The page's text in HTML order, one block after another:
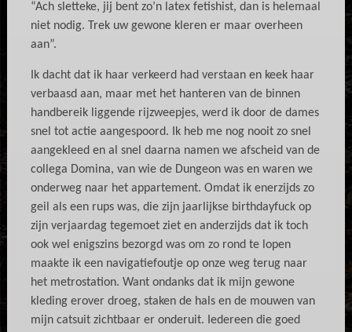
“Ach sletteke, jij bent zo’n latex fetishist, dan is helemaal
niet nodig. Trek uw gewone kleren er maar overheen
aan”.
Ik dacht dat ik haar verkeerd had verstaan en keek haar
verbaasd aan, maar met het hanteren van de binnen
handbereik liggende rijzweepjes, werd ik door de dames
snel tot actie aangespoord. Ik heb me nog nooit zo snel
aangekleed en al snel daarna namen we afscheid van de
collega Domina, van wie de Dungeon was en waren we
onderweg naar het appartement. Omdat ik enerzijds zo
geil als een rups was, die zijn jaarlijkse birthdayfuck op
zijn verjaardag tegemoet ziet en anderzijds dat ik toch
ook wel enigszins bezorgd was om zo rond te lopen
maakte ik een navigatiefoutje op onze weg terug naar
het metrostation. Want ondanks dat ik mijn gewone
kleding erover droeg, staken de hals en de mouwen van
mijn catsuit zichtbaar er onderuit. Iedereen die goed